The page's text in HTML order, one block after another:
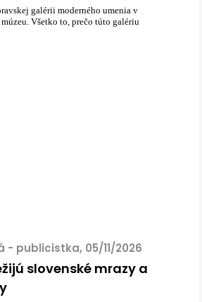
galérii moderného umenia v
Všetko to, prečo túto galériu
- publicistka, 05/11/2026
slovenské mrazy a